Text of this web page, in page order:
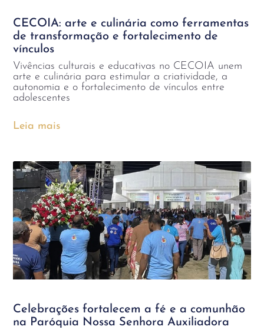
CECOIA: arte e culinária como ferramentas
de transformação e fortalecimento de
vínculos
Vivências culturais e educativas no CECOIA unem
arte e culinária para estimular a criatividade, a
autonomia e o fortalecimento de vínculos entre
adolescentes
Leia mais
Celebrações fortalecem a fé e a comunhão
na Paróquia Nossa Senhora Auxiliadora